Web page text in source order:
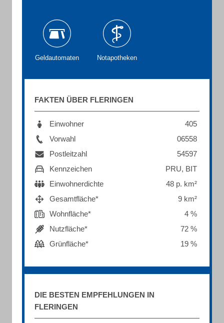
Geldautomaten Notapotheken
FAKTEN ÜBER FLERINGEN
Einwohner
405
Vorwahl
06558
Postleitzahl
54597
Kennzeichen
PRU, BIT
Einwohnerdichte
48 p. km²
Gesamtfläche*
9 km²
Wohnfläche*
4 %
Nutzfläche*
72 %
Grünfläche*
19 %
DIE BESTEN EMPFEHLUNGEN IN
FLERINGEN